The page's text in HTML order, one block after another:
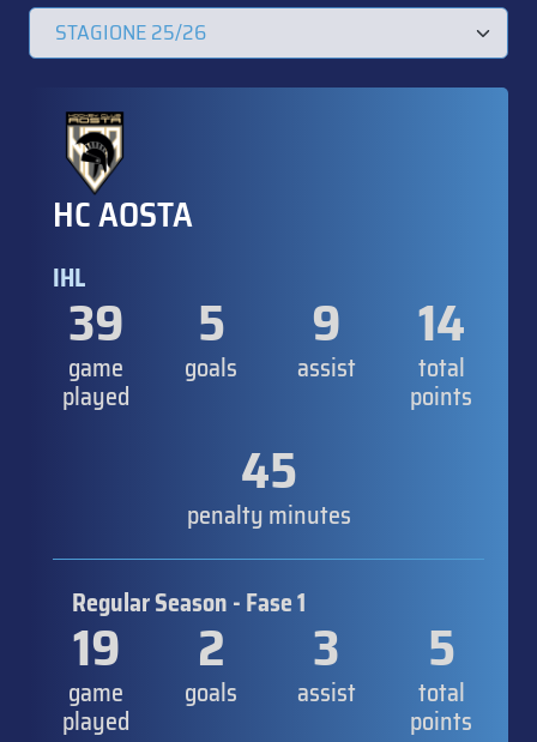
HC AOSTA
IHL
39
game
played
5
goals
9
assist
14
total
points
45
penalty minutes
Regular Season - Fase 1
19
game
played
2
goals
3
assist
5
total
points